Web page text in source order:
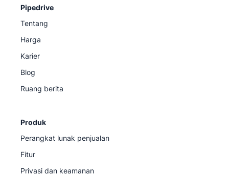
Pipedrive
Tentang
Harga
Karier
Blog
Ruang berita
Produk
Perangkat lunak penjualan
Fitur
Privasi dan keamanan